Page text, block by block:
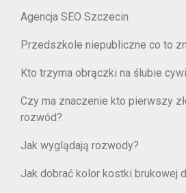
Agencja SEO Szczecin
Przedszkole niepubliczne co to
Kto trzyma obrączki na ślubie
Czy ma znaczenie kto pierwszy
rozwód?
Jak wyglądają rozwody?
Jak dobrać kolor kostki brukowej